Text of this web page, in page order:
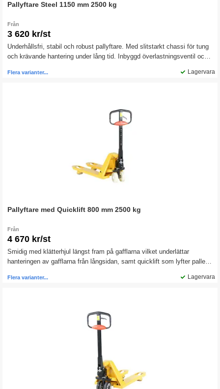
Pallyftare Steel 1150 mm 2500 kg
Från
3 620 kr/st
Underhållsfri, stabil och robust pallyftare. Med slitstarkt chassi för tung
och krävande hantering under lång tid. Inbyggd överlastningsventil och
trepositionshandtag och klätterhjul.
Lagervara
Flera varianter...
Pallyftare med Quicklift 800 mm 2500 kg
Från
4 670 kr/st
Smidig med klätterhjul längst fram på gafflarna vilket underlättar
hanteringen av gafflarna från långsidan, samt quicklift som lyfter pallen
Lagervara
Flera varianter...